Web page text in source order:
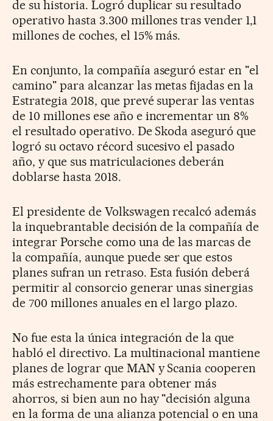
de su historia. Logró duplicar su resultado
operativo hasta 3.300 millones tras vender 1,1
millones de coches, el 15% más.
En conjunto, la compañía aseguró estar en "el
camino" para alcanzar las metas fijadas en la
Estrategia 2018, que prevé superar las ventas
de 10 millones ese año e incrementar un 8%
el resultado operativo. De Skoda aseguró que
logró su octavo récord sucesivo el pasado
año, y que sus matriculaciones deberán
doblarse hasta 2018.
El presidente de Volkswagen recalcó además
la inquebrantable decisión de la compañía de
integrar Porsche como una de las marcas de
la compañía, aunque puede ser que estos
planes sufran un retraso. Esta fusión deberá
permitir al consorcio generar unas sinergias
de 700 millones anuales en el largo plazo.
No fue esta la única integración de la que
habló el directivo. La multinacional mantiene
planes de lograr que MAN y Scania cooperen
más estrechamente para obtener más
ahorros, si bien aun no hay "decisión alguna
en la forma de una alianza potencial o en una